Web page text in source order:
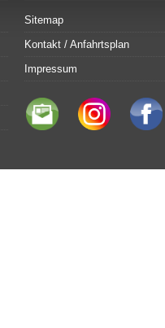
Sitemap
Kontakt / Anfahrtsplan
Impressum